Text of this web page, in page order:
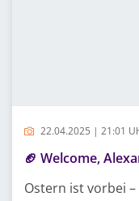
22.04.2025 | 21:01
🏈 Welcome,
Ostern ist vorbei